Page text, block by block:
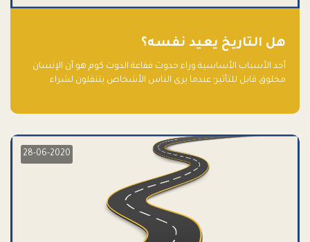
هل التاريخ يعيد نفسه؟
أحد الأسباب الأساسية وراء حدوث فقاعة الدوت كوم هو أن الإنسان
مخلوق قابل للتأثير؛ عندما يرى الناس الأشخاص يتنقلون لشراء
28-06-2020